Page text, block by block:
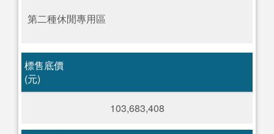
第二種休閒專用區
標售底價
(元)
103,683,408